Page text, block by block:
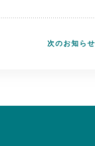
次のお知らせ